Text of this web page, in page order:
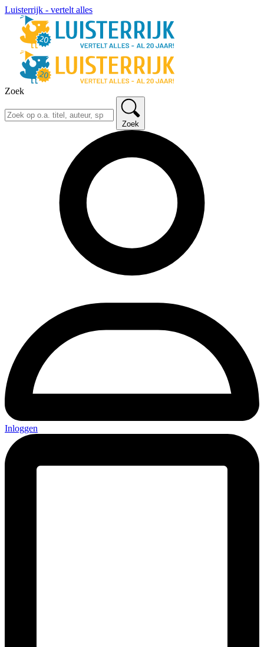
Luisterrijk - vertelt alles
Zoek
Zoek
Inloggen